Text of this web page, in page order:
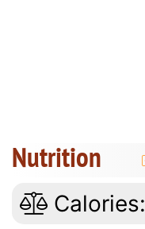
Nutrition
Calories: